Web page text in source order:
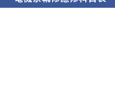
高中生專區